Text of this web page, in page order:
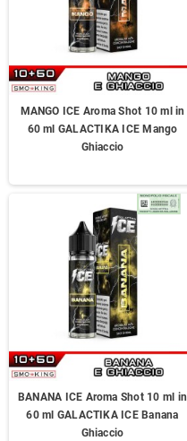
MANGO ICE Aroma Shot 10 ml in
60 ml GALACTIKA ICE Mango
Ghiaccio
BANANA ICE Aroma Shot 10 ml in
60 ml GALACTIKA ICE Banana
Ghiaccio